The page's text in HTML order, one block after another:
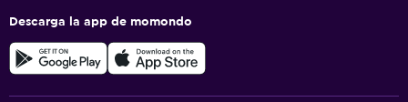
Descarga la app de momondo